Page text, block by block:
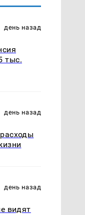
день назад
тыс.
день назад
день назад
видят